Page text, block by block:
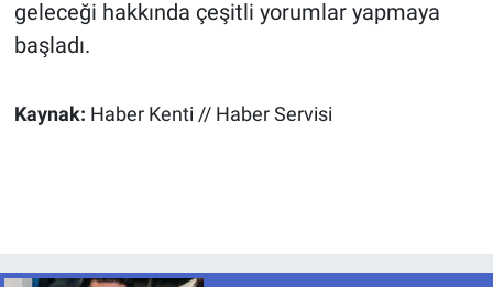
geleceği hakkında çeşitli yorumlar yapmaya
başladı.
Kaynak: Haber Kenti // Haber Servisi